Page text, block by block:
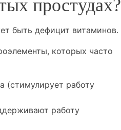
простудах?
быть дефицит витаминов.
которых часто
(стимулирует работу
работу